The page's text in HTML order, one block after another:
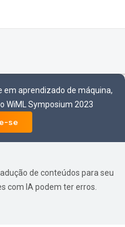
em aprendizado de máquina,
WiML Symposium 2023
se
de conteúdos para seu
com IA podem ter erros.